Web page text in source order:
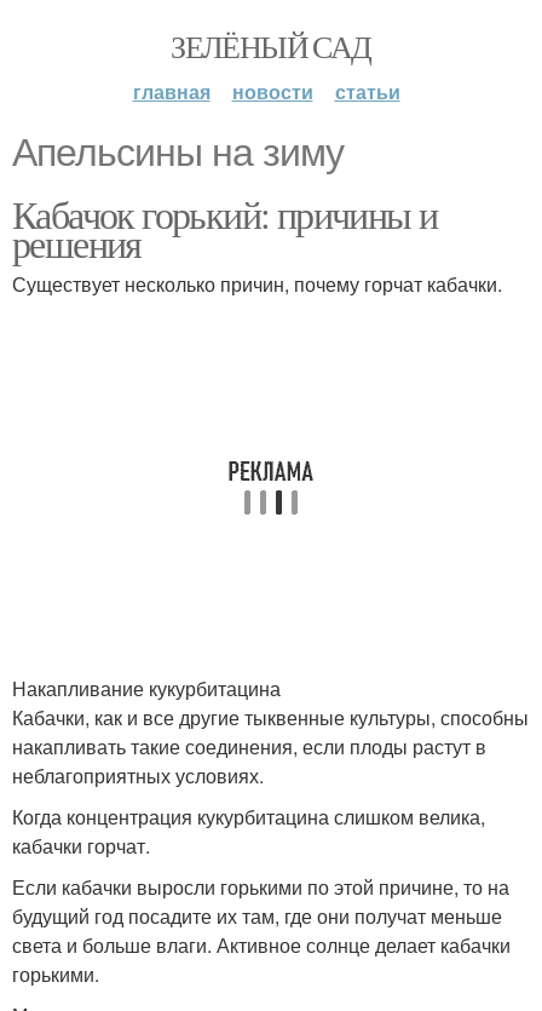
ЗЕЛЁНЫЙ САД
главная новости статьи
Апельсины на зиму
Кабачок горький: причины и
решения
Существует несколько причин, почему горчат кабачки.
Накапливание кукурбитацина
Кабачки, как и все другие тыквенные культуры, способны
накапливать такие соединения, если плоды растут в
неблагоприятных условиях.
Когда концентрация кукурбитацина слишком велика,
кабачки горчат.
Если кабачки выросли горькими по этой причине, то на
будущий год посадите их там, где они получат меньше
света и больше влаги. Активное солнце делает кабачки
горькими.